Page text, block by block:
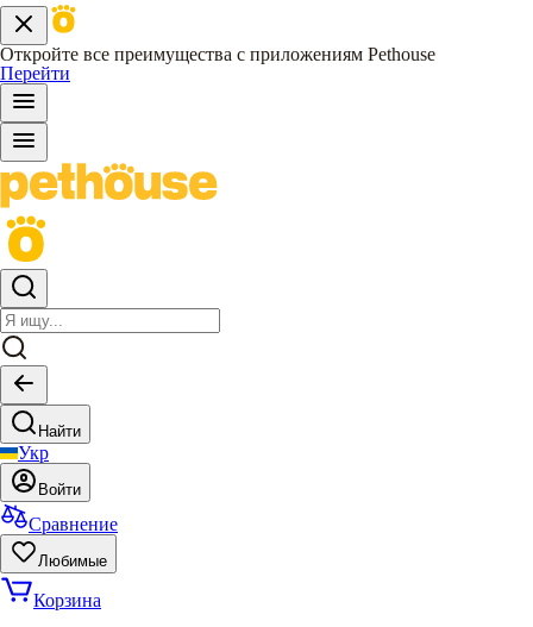
Откройте все преимущества с приложениям Pethouse
Перейти
Найти
Укр
Войти
Сравнение
Любимые
Корзина